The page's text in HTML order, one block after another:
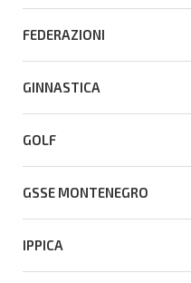
FEDERAZIONI
GINNASTICA
GOLF
GSSE MONTENEGRO
IPPICA